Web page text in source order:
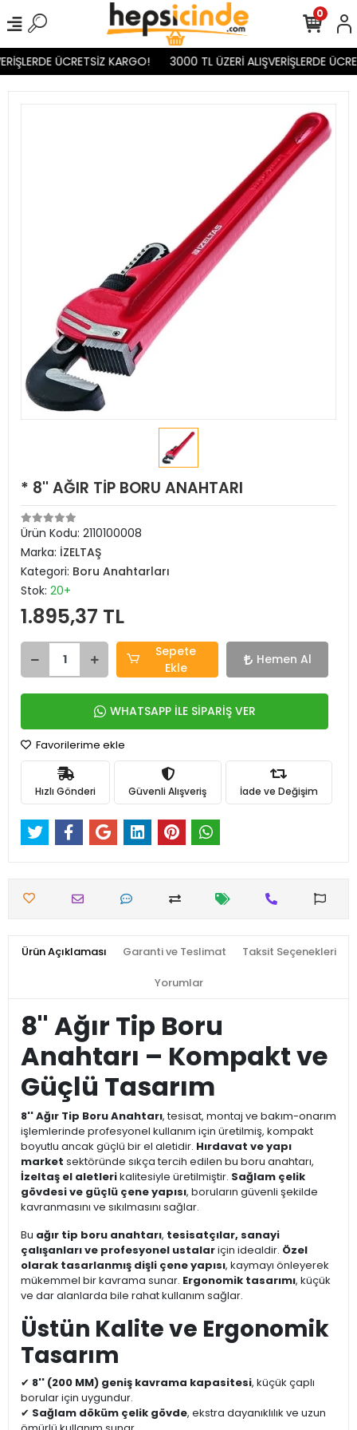
ÜCRETSİZ KARGO! 3000 TL ÜZERİ ALIŞVERİŞLERDE
0
* 8'' AĞIR TİP BORU ANAHTARI
Ürün Kodu: 2110100008
Marka: İZELTAŞ
Kategori: Boru Anahtarları
Stok: 20+
1.895,37 TL
Sepete
Ekle
Hemen Al
WHATSAPP İLE SİPARİŞ VER
Favorilerime ekle
Hızlı Gönderi Güvenli Alışveriş İade ve Değişim
Ürün Açıklaması Garanti ve Teslimat Taksit Seçenekleri
Yorumlar
8'' Ağır Tip Boru
Anahtarı – Kompakt ve
Güçlü Tasarım
8'' Ağır Tip Boru Anahtarı, tesisat, montaj ve bakım-onarım
işlemlerinde profesyonel kullanım için üretilmiş, kompakt
boyutlu ancak güçlü bir el aletidir. Hırdavat ve yapı
market sektöründe sıkça tercih edilen bu boru anahtarı,
İzeltaş el aletlerikalitesiyle üretilmiştir. Sağlam çelik
gövdesi ve güçlü çene yapısı, boruların güvenli şekilde
kavranmasını ve sıkılmasını sağlar.
Bu ağır tip boru anahtarı, tesisatçılar, sanayi
çalışanları ve profesyonel ustalariçin idealdir. Özel
olarak tasarlanmış dişli çene yapısı, kaymayı önleyerek
mükemmel bir kavrama sunar. Ergonomik tasarımı, küçük
ve dar alanlarda bile rahat kullanım sağlar.
Üstün Kalite ve Ergonomik
Tasarım
✔ 8'' (200 MM) geniş kavrama kapasitesi, küçük çaplı
borular için uygundur.
✔ Sağlam döküm çelik gövde, ekstra dayanıklılık ve uzun